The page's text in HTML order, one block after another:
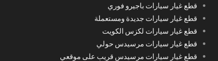
قطع غيار سيارات باجيرو فوري
قطع غيار سيارات جديدة ومستعملة
قطع غيار سيارات لكزس الكويت
قطع غيار سيارات مرسيدس حولي
قطع غيار سيارات مرسيدس قريب على موقعي